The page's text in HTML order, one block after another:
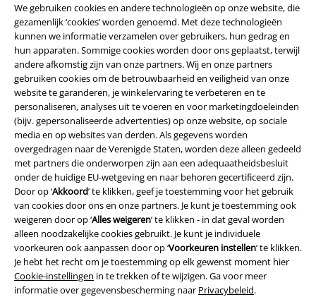
We gebruiken cookies en andere technologieën op onze website, die
gezamenlijk ‘cookies’ worden genoemd. Met deze technologieën
kunnen we informatie verzamelen over gebruikers, hun gedrag en
hun apparaten. Sommige cookies worden door ons geplaatst, terwijl
andere afkomstig zijn van onze partners. Wij en onze partners
gebruiken cookies om de betrouwbaarheid en veiligheid van onze
website te garanderen, je winkelervaring te verbeteren en te
personaliseren, analyses uit te voeren en voor marketingdoeleinden
(bijv. gepersonaliseerde advertenties) op onze website, op sociale
media en op websites van derden. Als gegevens worden
overgedragen naar de Verenigde Staten, worden deze alleen gedeeld
met partners die onderworpen zijn aan een adequaatheidsbesluit
onder de huidige EU-wetgeving en naar behoren gecertificeerd zijn.
Door op ‘Akkoord’ te klikken, geef je toestemming voor het gebruik
van cookies door ons en onze partners. Je kunt je toestemming ook
weigeren door op ‘Alles weigeren’ te klikken - in dat geval worden
alleen noodzakelijke cookies gebruikt. Je kunt je individuele
voorkeuren ook aanpassen door op ‘Voorkeuren instellen’ te klikken.
Je hebt het recht om je toestemming op elk gewenst moment hier
Cookie-instellingen in te trekken of te wijzigen. Ga voor meer
informatie over gegevensbescherming naar Privacybeleid.
Legal
Algemene Voorwaarden
Bedrijfsgegevens
Privacyverklaring
Verklaring van conformiteit